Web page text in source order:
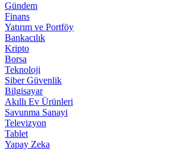
Gündem
Finans
Yatırım ve Portföy
Bankacılık
Kripto
Borsa
Teknoloji
Siber Güvenlik
Bilgisayar
Akıllı Ev Ürünleri
Savunma Sanayi
Televizyon
Tablet
Yapay Zeka